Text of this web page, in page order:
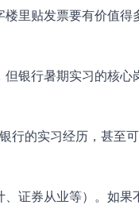
里贴发票要有价值得
银行暑期实习的核心
行的实习经历，甚至
证券从业等）。如果